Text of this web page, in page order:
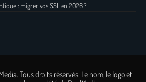
: migrer vos SSL en 2026 ?
Tous droits réservés. Le nom, le logo et